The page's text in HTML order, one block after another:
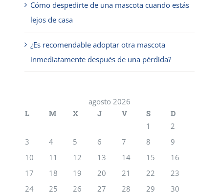
Cómo despedirte de una mascota cuando estás
lejos de casa
¿Es recomendable adoptar otra mascota
inmediatamente después de una pérdida?
agosto 2026
L
M X J V S
D
1
2
3
4 5 6 7 8
9
10
11 12 13 14 15
16
17
18 19 20 21 22
23
24
25 26 27 28 29
30